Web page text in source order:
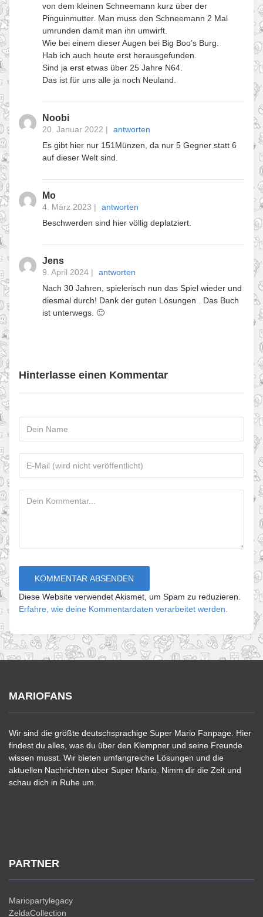
von dem kleinen Schneemann kurz über der
Pinguinmutter. Man muss den Schneemann 2 Mal
umrunden damit man ihn umwirft.
Wie bei einem dieser Augen bei Big Boo’s Burg.
Hab ich auch heute erst herausgefunden.
Sind ja erst etwas über 25 Jahre N64.
Das ist für uns alle ja noch Neuland.
Noobi
20. Januar 2022 |
antworten
Es gibt hier nur 151Münzen, da nur 5 Gegner statt 6
auf dieser Welt sind.
Mo
4. März 2023 |
antworten
Beschwerden sind hier völlig deplatziert.
Jens
9. April 2024 |
antworten
Nach 30 Jahren, spielerisch nun das Spiel wieder und
diesmal durch! Dank der guten Lösungen . Das Buch
ist unterwegs. 🙂
Hinterlasse einen Kommentar
Diese Website verwendet Akismet, um Spam zu reduzieren.
Erfahre, wie deine Kommentardaten verarbeitet werden.
MARIOFANS
Wir sind die größte deutschsprachige Super Mario Fanpage. Hier
findest du alles, was du über den Klempner und seine Freunde
wissen musst. Wir bieten umfangreiche Lösungen und die
aktuellen Nachrichten über Super Mario. Nimm dir die Zeit und
schau dich in Ruhe um.
PARTNER
Mariopartylegacy
ZeldaCollection